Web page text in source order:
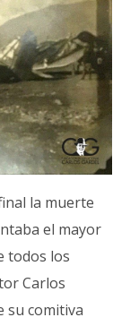
la muerte
el mayor
todos los
Carlos
su comitiva